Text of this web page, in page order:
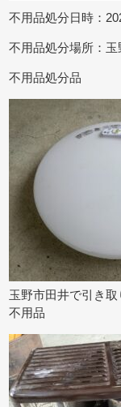
不用品処分日時：
不用品処分場所：玉
不用品処分品
玉野市田井で引き
不用品